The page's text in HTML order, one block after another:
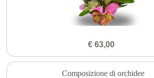
€ 63,00
Composizione di orchidee